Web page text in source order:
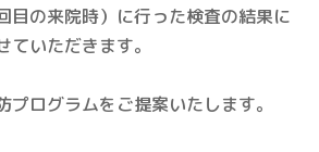
目の来院時）に行った検査の結果に
いただきます。
プログラムをご提案いたします。